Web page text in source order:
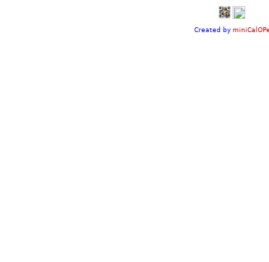
Created by miniCalOPe